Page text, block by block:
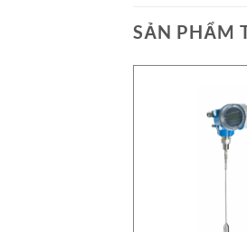
SẢN PHẨM